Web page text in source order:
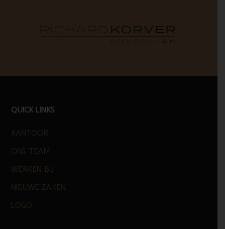
FOOTER
QUICK LINKS
KANTOOR
ONS TEAM
WERKEN BIJ
NIEUWE ZAKEN
LOGO